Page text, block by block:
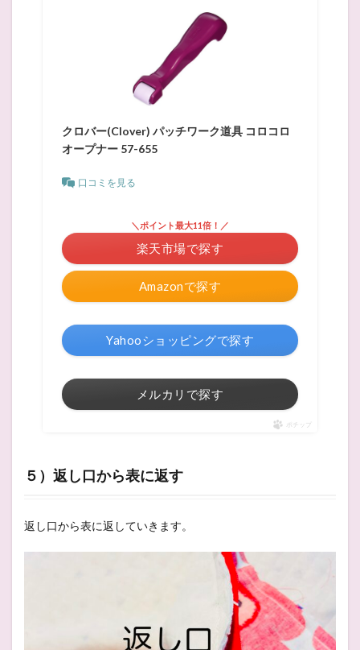
クロバー(Clover) パッチワーク道具 コロコロ
オープナー 57-655
口コミを見る
Amazonで探す
＼ポイント最大11倍！／
楽天市場で探す
Yahooショッピングで探す
メルカリで探す
ポチップ
５）返し口から表に返す
返し口から表に返していきます。